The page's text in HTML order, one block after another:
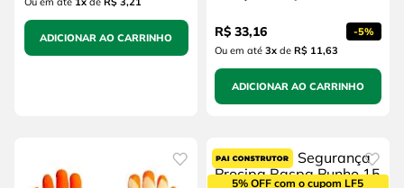
ADICIONAR AO CARRINHO R$ 33,16 -5%
Ou em até 3xde R$ 11,63
ADICIONAR AO CARRINHO
5% OFF com o cupom LF5